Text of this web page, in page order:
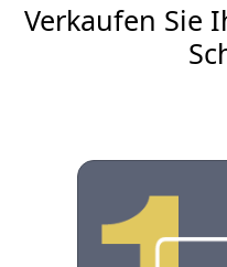
Verkaufen Sie